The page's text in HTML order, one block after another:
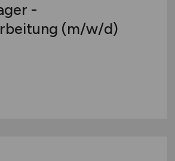
-
(m/w/d)